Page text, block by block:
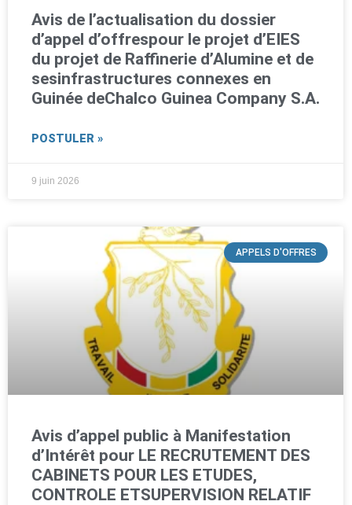
Avis de l’actualisation du dossier
d’appel d’offrespour le projet d’EIES
du projet de Raffinerie d’Alumine et de
sesinfrastructures connexes en
Guinée deChalco Guinea Company S.A.
POSTULER »
9 juin 2026
APPELS D'OFFRES
Avis d’appel public à Manifestation
d’Intérêt pour LE RECRUTEMENT DES
CABINETS POUR LES ETUDES,
CONTROLE ETSUPERVISION RELATIF